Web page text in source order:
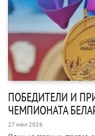
ПОБЕДИТЕЛИ И
ЧЕМПИОНАТА
27 июл 2026